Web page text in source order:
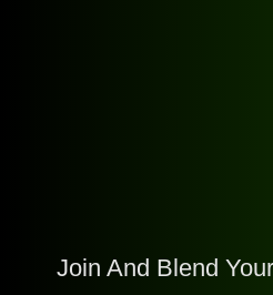
Join And Blend